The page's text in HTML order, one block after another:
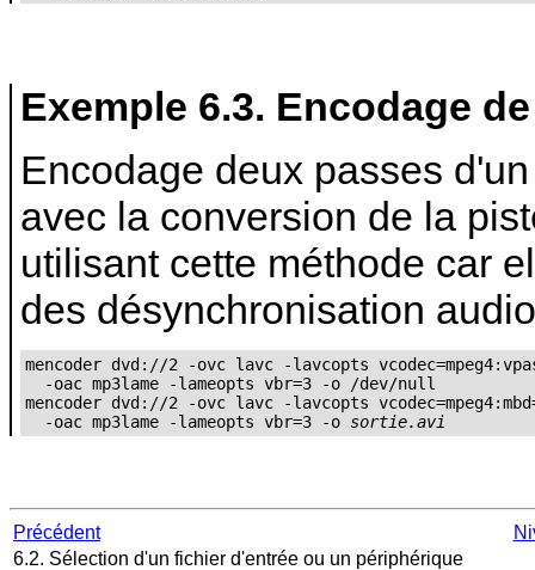
Exemple 6.3. Encodage
Encodage deux passes
avec la conversion de la
utilisant cette méthode car
des désynchronisation
mencoder dvd://2 -ovc lavc -lavcopts
  -oac mp3lame -lameopts vbr=3 -o /dev/null
mencoder dvd://2 -ovc lavc -lavcopts
  -oac mp3lame -lameopts vbr=3 -o
sortie.avi
Précédent
6.2. Sélection d'un fichier d'entrée ou un périphérique